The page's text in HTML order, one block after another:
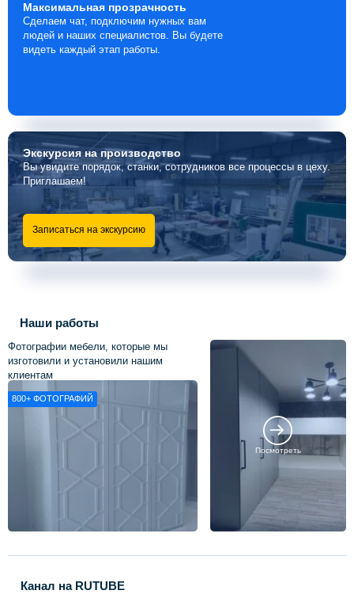
Максимальная прозрачность
Сделаем чат, подключим нужных вам
людей и наших специалистов. Вы будете
видеть каждый этап работы.
Экскурсияна производство
Вы увидите порядок, станки, сотрудников все процессы в цеху.
Приглашаем!
Записаться на экскурсию
Наши работы
Фотографии мебели, которые мы
изготовили и установили нашим
клиентам
800+ ФОТОГРАФИЙ
Посмотреть
Канал на RUTUBE